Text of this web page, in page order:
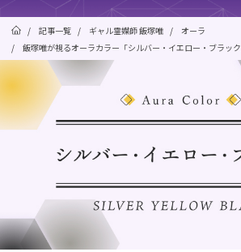
/ 記事一覧 / ギャル霊媒師 飯塚唯 /
オーラ
/
飯塚唯が視るオーラカラー「シルバー・イエロー・ブラッ